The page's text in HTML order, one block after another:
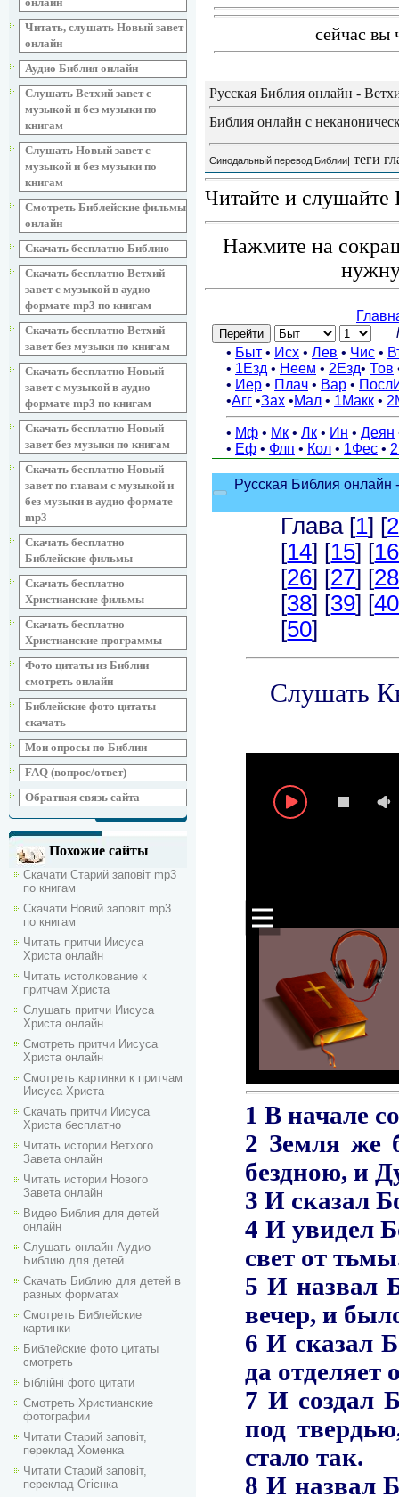
Читать, слушать Новый завет
онлайн
Аудио Библия онлайн
Слушать Ветхий завет с
музыкой и без музыки по
книгам
Слушать Новый завет с
музыкой и без музыки по
книгам
Смотреть Библейские фильмы
онлайн
Скачать бесплатно Библию
Скачать бесплатно Ветхий
завет с музыкой в аудио
формате mp3 по книгам
Скачать бесплатно Ветхий
завет без музыки по книгам
Скачать бесплатно Новый
завет с музыкой в аудио
формате mp3 по книгам
Скачать бесплатно Новый
завет без музыки по книгам
Скачать бесплатно Новый
завет по главам с музыкой и
без музыки в аудио формате
mp3
Скачать бесплатно
Библейские фильмы
Скачать бесплатно
Христианские фильмы
Скачать бесплатно
Христианские программы
Фото цитаты из Библии
смотреть онлайн
Библейские фото цитаты
скачать
Мои опросы по Библии
FAQ (вопрос/ответ)
Обратная связь сайта
Похожие сайты
Скачати Старий заповіт mp3
по книгам
Скачати Новий заповіт mp3
по книгам
Читать притчи Иисуса
Христа онлайн
Читать истолкование к
притчам Христа
Слушать притчи Иисуса
Христа онлайн
Смотреть притчи Иисуса
Христа онлайн
Смотреть картинки к притчам
Иисуса Христа
Скачать притчи Иисуса
Христа бесплатно
Читать истории Ветхого
Завета онлайн
Читать истории Нового
Завета онлайн
Видео Библия для детей
онлайн
Слушать онлайн Аудио
Библию для детей
Скачать Библию для детей в
разных форматах
Смотреть Библейские
картинки
Библейские фото цитаты
смотреть
Біблійні фото цитати
Смотреть Христианские
фотографии
Читати Старий заповіт,
переклад Хоменка
Читати Старий заповіт,
переклад Огієнка
сейчас вы
Русская Библия онлайн -
Библия онлайн с
Синодальный перевод Библии| теги
Читайте и слушайте
Нажмите на